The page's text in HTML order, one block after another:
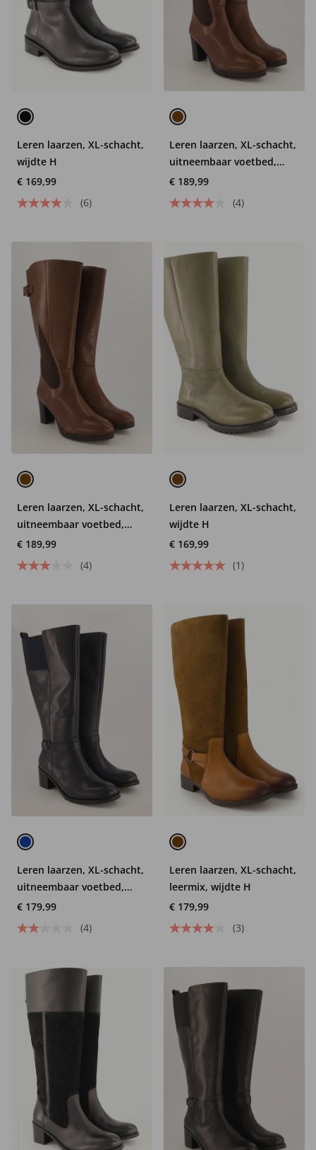
Leren laarzen, XL-schacht,
wijdte H
€ 169,99
(6)
Leren laarzen, XL-schacht,
uitneembaar voetbed,
nappaleer, wijdte H
€ 189,99
(4)
Leren laarzen, XL-schacht,
uitneembaar voetbed,
wijdte H
€ 189,99
(4)
Leren laarzen, XL-schacht,
wijdte H
€ 169,99
(1)
Leren laarzen, XL-schacht,
uitneembaar voetbed,
wijdte H
€ 179,99
(4)
Leren laarzen, XL-schacht,
leermix, wijdte H
€ 179,99
(3)